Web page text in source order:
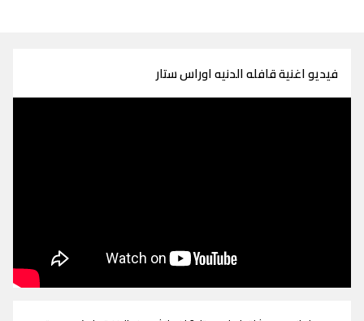
فيديو اغنية قافله الدنيه اوراس ستار